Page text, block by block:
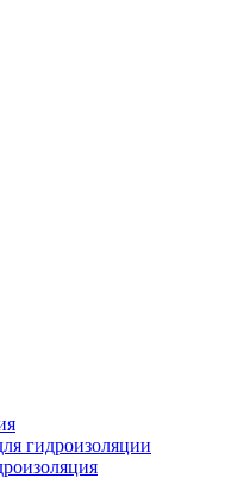
гидроизоляции